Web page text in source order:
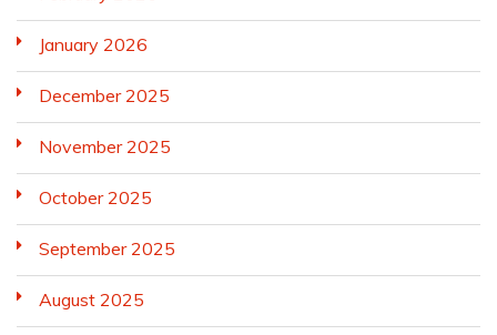
January 2026
December 2025
November 2025
October 2025
September 2025
August 2025